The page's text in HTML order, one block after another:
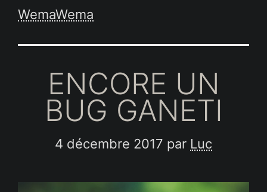
WemaWema
ENCORE UN
BUG GANETI
4 décembre 2017 par Luc